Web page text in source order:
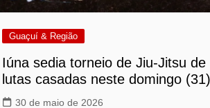
Guaçuí & Região
Iúna sedia torneio de Jiu-Jitsu de
lutas casadas neste domingo (31)
30 de maio de 2026